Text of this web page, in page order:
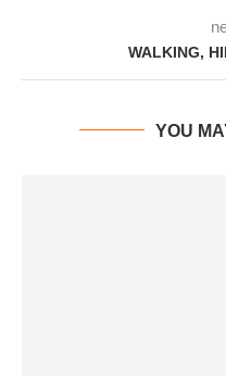
WALKING,
YOU